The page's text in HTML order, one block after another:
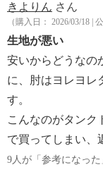
きよりん さん
（購入日： 2026/03/18 |
生地が悪い
安いからどうなの
に、肘はヨレヨレ
す。
こんなのがタンク
で買ってしまい、
9人が「参考になっ